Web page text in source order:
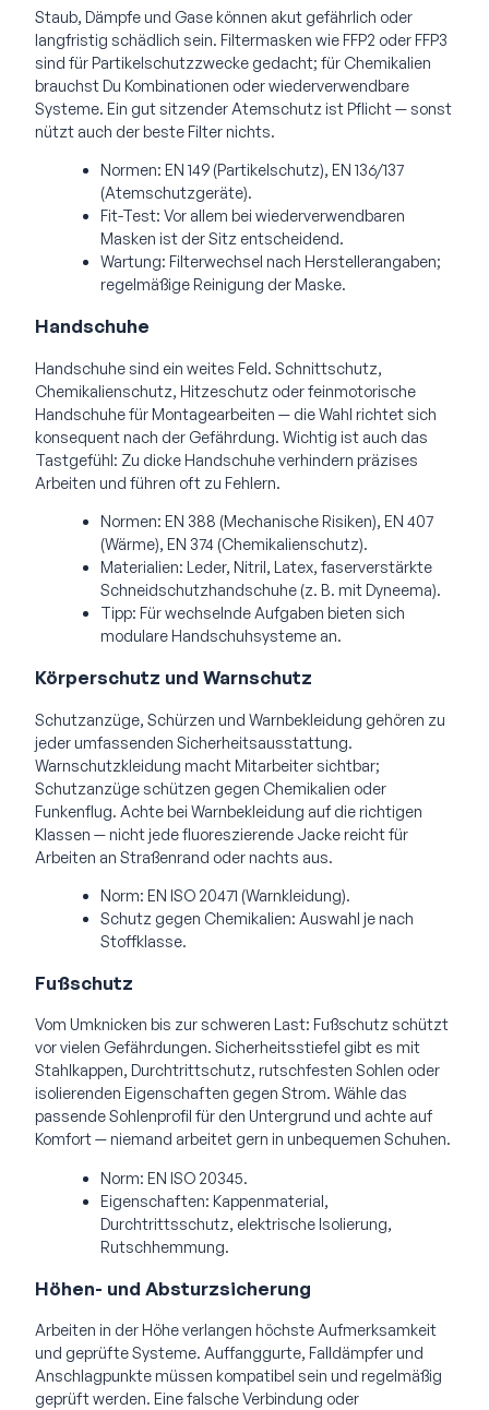
Staub, Dämpfe und Gase können akut gefährlich oder
langfristig schädlich sein. Filtermasken wie FFP2 oder FFP3
sind für Partikelschutzzwecke gedacht; für Chemikalien
brauchst Du Kombinationen oder wiederverwendbare
Systeme. Ein gut sitzender Atemschutz ist Pflicht — sonst
nützt auch der beste Filter nichts.
Normen: EN 149 (Partikelschutz), EN 136/137
(Atemschutzgeräte).
Fit-Test: Vor allem bei wiederverwendbaren
Masken ist der Sitz entscheidend.
Wartung: Filterwechsel nach Herstellerangaben;
regelmäßige Reinigung der Maske.
Handschuhe
Handschuhe sind ein weites Feld. Schnittschutz,
Chemikalienschutz, Hitzeschutz oder feinmotorische
Handschuhe für Montagearbeiten — die Wahl richtet sich
konsequent nach der Gefährdung. Wichtig ist auch das
Tastgefühl: Zu dicke Handschuhe verhindern präzises
Arbeiten und führen oft zu Fehlern.
Normen: EN 388 (Mechanische Risiken), EN 407
(Wärme), EN 374 (Chemikalienschutz).
Materialien: Leder, Nitril, Latex, faserverstärkte
Schneidschutzhandschuhe (z. B. mit Dyneema).
Tipp: Für wechselnde Aufgaben bieten sich
modulare Handschuhsysteme an.
Körperschutz und Warnschutz
Schutzanzüge, Schürzen und Warnbekleidung gehören zu
jeder umfassenden Sicherheitsausstattung.
Warnschutzkleidung macht Mitarbeiter sichtbar;
Schutzanzüge schützen gegen Chemikalien oder
Funkenflug. Achte bei Warnbekleidung auf die richtigen
Klassen — nicht jede fluoreszierende Jacke reicht für
Arbeiten an Straßenrand oder nachts aus.
Norm: EN ISO 20471 (Warnkleidung).
Schutz gegen Chemikalien: Auswahl je nach
Stoffklasse.
Fußschutz
Vom Umknicken bis zur schweren Last: Fußschutz schützt
vor vielen Gefährdungen. Sicherheitsstiefel gibt es mit
Stahlkappen, Durchtrittschutz, rutschfesten Sohlen oder
isolierenden Eigenschaften gegen Strom. Wähle das
passende Sohlenprofil für den Untergrund und achte auf
Komfort — niemand arbeitet gern in unbequemen Schuhen.
Norm: EN ISO 20345.
Eigenschaften: Kappenmaterial,
Durchtrittsschutz, elektrische Isolierung,
Rutschhemmung.
Höhen- und Absturzsicherung
Arbeiten in der Höhe verlangen höchste Aufmerksamkeit
und geprüfte Systeme. Auffanggurte, Falldämpfer und
Anschlagpunkte müssen kompatibel sein und regelmäßig
geprüft werden. Eine falsche Verbindung oder